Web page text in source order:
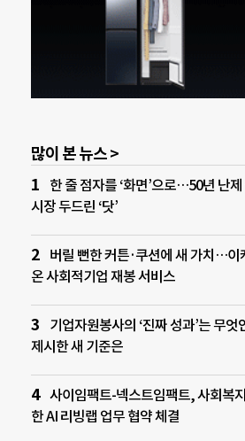
많이 본 뉴스 >
한 줄 점자를 ‘화면’으로…50년 난제
시장 두드린 ‘닷’
버릴 뻔한 커튼·쿠션에 새 가치…이
온 사회적기업 재봉 서비스
기업자원봉사의 ‘진짜 성과’는 무
제시한 새 기준은
사이임팩트-넥스트임팩트, 사회복
한 AI 리빙랩 업무 협약 체결